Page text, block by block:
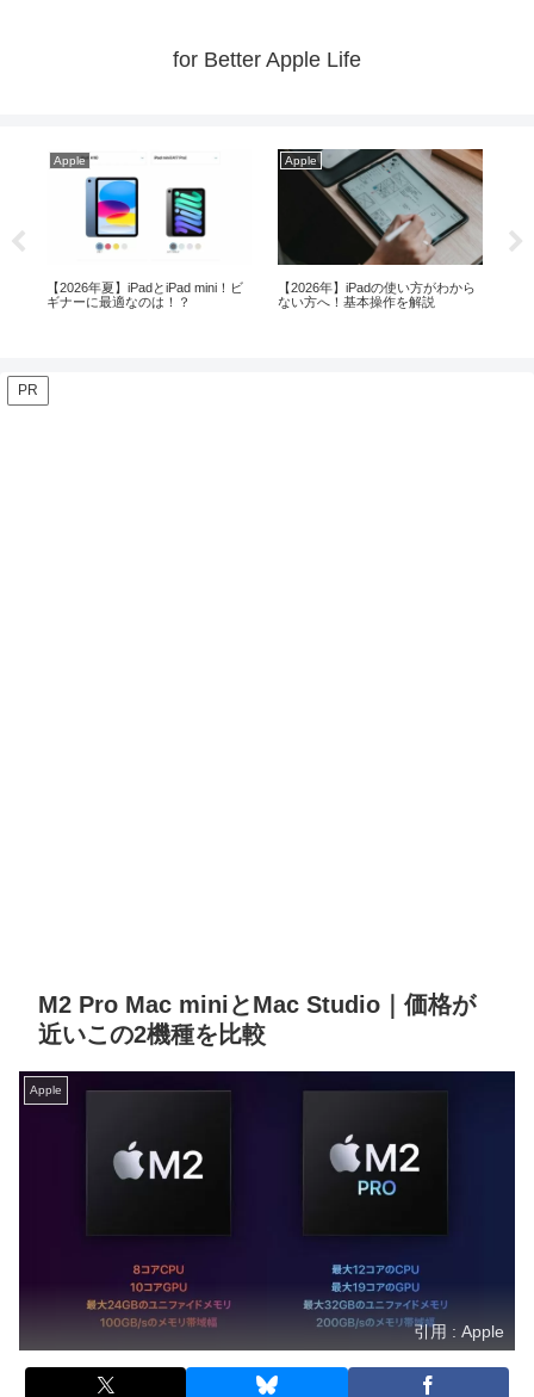
for Better Apple Life
Apple
iPad ProとAirの13インチ比較！殆
どの方におすすめはこれ！
Apple
メモリ24GB以上ならMacBook Air
よりProが安心！？
PR
M2 Pro Mac miniとMac Studio｜価格が
近いこの2機種を比較
Apple
引用 : Apple